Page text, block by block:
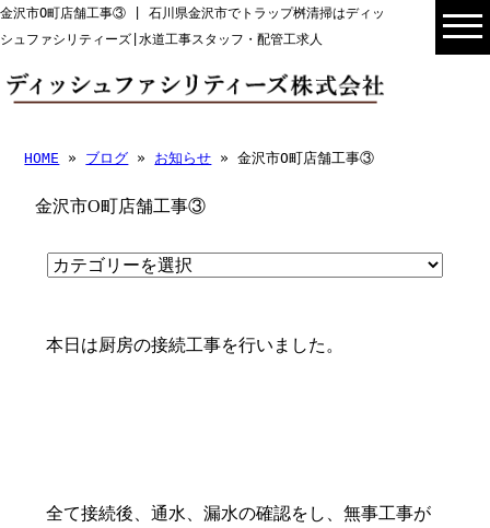
金沢市O町店舗工事③ | 石川県金沢市でトラップ桝清掃はディッ
シュファシリティーズ|水道工事スタッフ・配管工求人
HOME » ブログ » お知らせ » 金沢市O町店舗工事③
金沢市O町店舗工事③
本日は厨房の接続工事を行いました。
全て接続後、通水、漏水の確認をし、無事工事が